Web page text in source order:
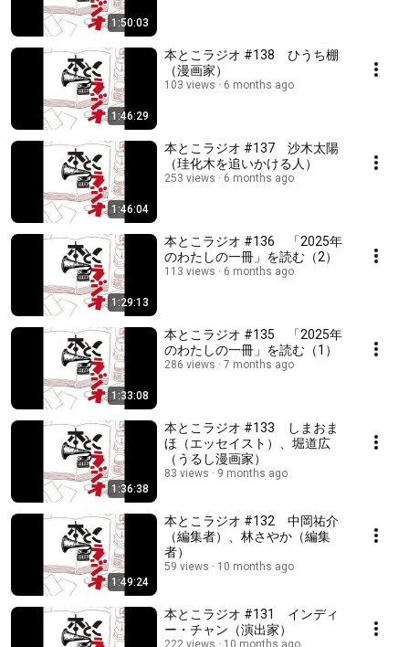
1:50:03
1:46:29
本とこラジオ #138 ひうち棚
（漫画家）
103 views 6 months ago
1:46:04
本とこラジオ #137 沙木太陽
（珪化木を追いかける人）
253 views 6 months ago
1:29:13
本とこラジオ #136 「2025年
のわたしの一冊」を読む（2）
113 views 6 months ago
1:33:08
本とこラジオ #135 「2025年
のわたしの一冊」を読む（1）
286 views 7 months ago
1:36:38
本とこラジオ #133 しまおま
ほ（エッセイスト）、堀道広
（うるし漫画家）
83 views 9 months ago
1:49:24
本とこラジオ #132 中岡祐介
（編集者）、林さやか（編集
者）
59 views 10 months ago
本とこラジオ #131 インディ
ー・チャン（演出家）
222 views 10 months ago